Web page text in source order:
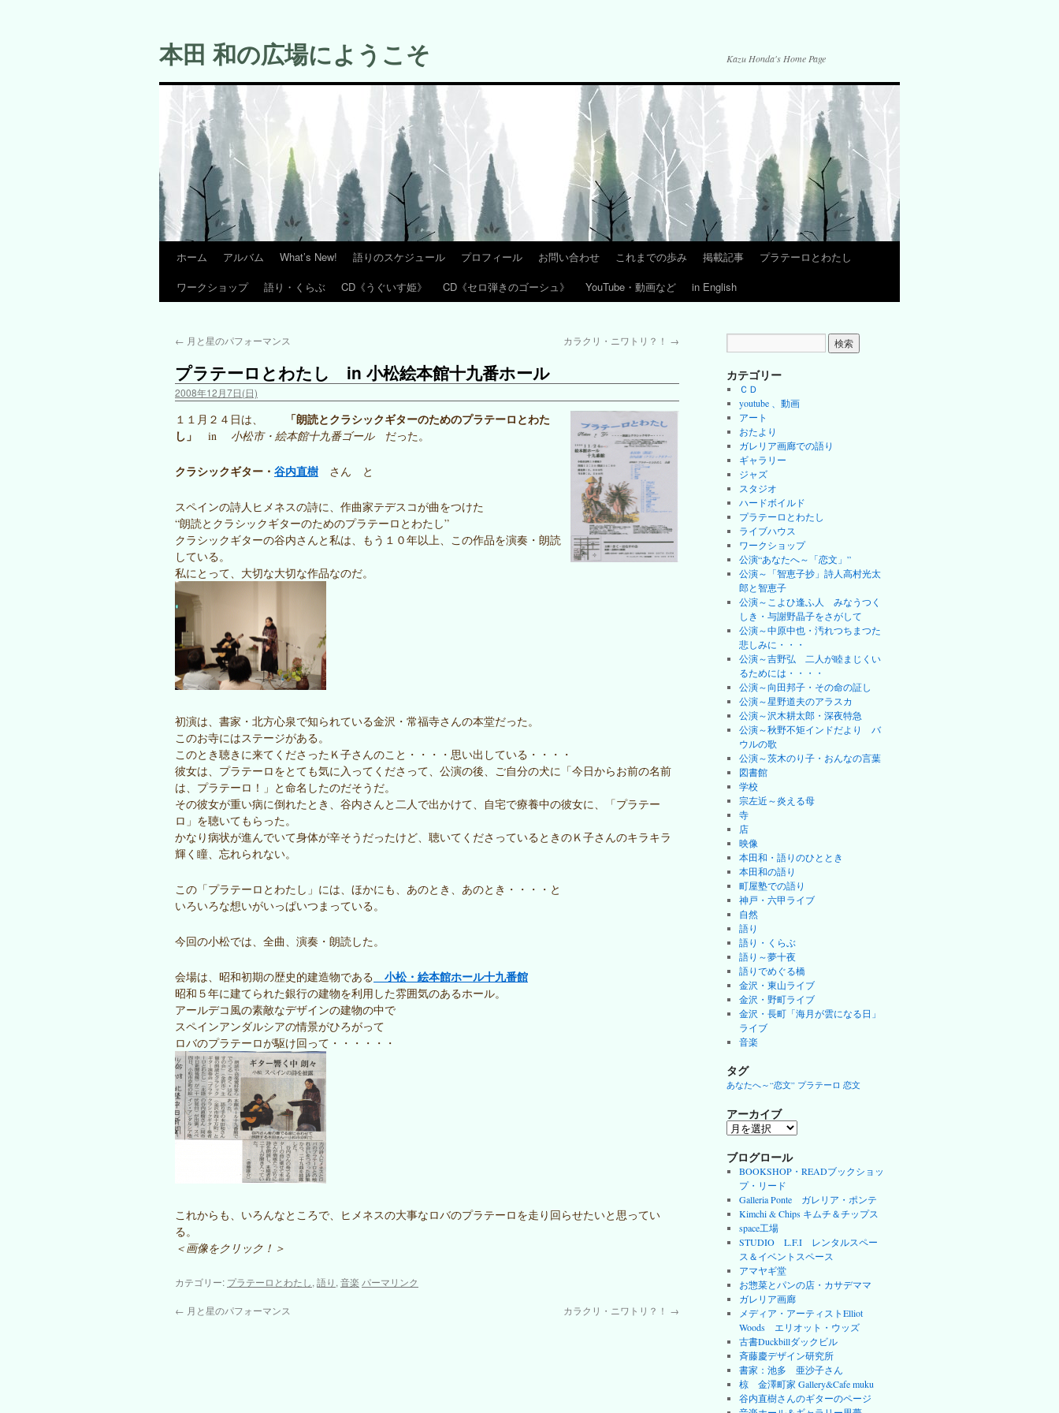
テ
ン
本田 和の広場にようこそ Kazu Honda's Home Page
ホーム アルバム What’s New! 語りのスケジュール プロフィール お問い合わせ これまでの歩み 掲載記事
プラテーロとわたし
ワークショップ
語り・くらぶ CD《うぐいす姫》 CD《セロ弾きのゴーシュ》 YouTube・動画など in English
← 月と星のパフォーマンス カラクリ・ニワトリ？！ →
プラテーロとわたし in 小松絵本館十九番ホール
2008年12月7日(日)
１１月２４日は、
「朗読とクラシックギターのためのプラテーロとわた
し」
in 小松市・絵本館十九番ゴール だった。
クラシックギター・ 谷内直樹 さん と
スペインの詩人ヒメネスの詩に、作曲家テデスコが曲をつけた
“朗読とクラシックギターのためのプラテーロとわたし”
クラシックギターの谷内さんと私は、もう１０年以上、この作品を演奏・朗読
している。
私にとって、大切な大切な作品なのだ。
初演は、書家・北方心泉で知られている金沢・常福寺さんの本堂だった。
このお寺にはステージがある。
このとき聴きに来てくださったＫ子さんのこと・・・・思い出している・・・・
彼女は、プラテーロをとても気に入ってくださって、公演の後、ご自分の犬に「今日からお前の名前
は、プラテーロ！」と命名したのだそうだ。
その彼女が重い病に倒れたとき、谷内さんと二人で出かけて、自宅で療養中の彼女に、「プラテー
ロ」を聴いてもらった。
かなり病状が進んでいて身体が辛そうだったけど、聴いてくださっているときのＫ子さんのキラキラ
輝く瞳、忘れられない。
この「プラテーロとわたし」には、ほかにも、あのとき、あのとき・・・・と
いろいろな想いがいっぱいつまっている。
今回の小松では、全曲、演奏・朗読した。
会場は、昭和初期の歴史的建造物である 小松・絵本館ホール十九番館
昭和５年に建てられた銀行の建物を利用した雰囲気のあるホール。
アールデコ風の素敵なデザインの建物の中で
スペインアンダルシアの情景がひろがって
ロバのプラテーロが駆け回って・・・・・・
これからも、いろんなところで、ヒメネスの大事なロバのプラテーロを走り回らせたいと思ってい
る。
＜画像をクリック！＞
カテゴリー: プラテーロとわたし, 語り , 音楽 パーマリンク
← 月と星のパフォーマンス カラクリ・ニワトリ？！ →
カテゴリー
ＣＤ
youtube 、動画
アート
おたより
ガレリア画廊での語り
ギャラリー
ジャズ
スタジオ
ハードボイルド
プラテーロとわたし
ライブハウス
ワークショップ
公演“あなたへ～「恋文」”
公演～「智恵子抄」詩人高村光太
郎と智恵子
公演～こよひ逢ふ人 みなうつく
しき・与謝野晶子をさがして
公演～中原中也・汚れつちまつた
悲しみに・・・
公演～吉野弘 二人が睦まじくい
るためには・・・・
公演～向田邦子・その命の証し
公演～星野道夫のアラスカ
公演～沢木耕太郎・深夜特急
公演～秋野不矩インドだより バ
ウルの歌
公演～茨木のり子・おんなの言葉
図書館
学校
宗左近～炎える母
寺
店
映像
本田和・語りのひととき
本田和の語り
町屋塾での語り
神戸・六甲ライブ
自然
語り
語り・くらぶ
語り～夢十夜
語りでめぐる橋
金沢・東山ライブ
金沢・野町ライブ
金沢・長町「海月が雲になる日」
ライブ
音楽
タグ
あなたへ～“恋文” プラテーロ 恋文
アーカイブ
ア
カ
イ
ブログロール
BOOKSHOP・READブックショッ
プ・リード
Galleria Ponte ガレリア・ポンテ
Kimchi & Chips キムチ＆チップス
space工場
STUDIO L.F.I レンタルスペー
ス＆イベントスペース
アマヤギ堂
お惣菜とパンの店・カサデママ
ガレリア画廊
メディア・アーティストElliot
Woods エリオット・ウッズ
古書Duckbillダックビル
斉藤慶デザイン研究所
書家：池多 亜沙子さん
椋 金澤町家 Gallery&Cafe muku
谷内直樹さんのギターのページ